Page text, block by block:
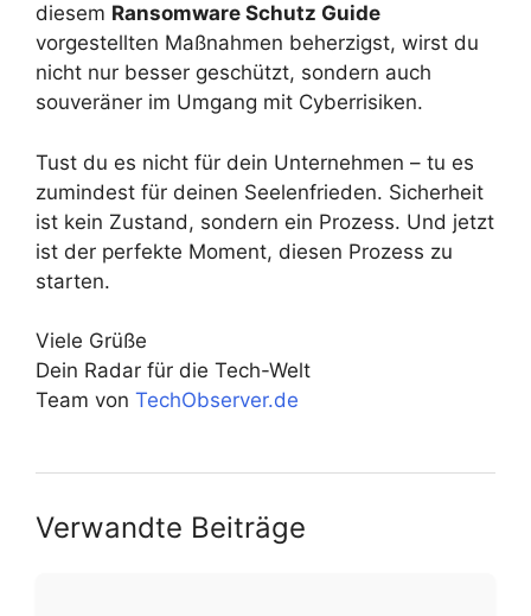
diesem Ransomware Schutz Guide
vorgestellten Maßnahmen beherzigst, wirst du
nicht nur besser geschützt, sondern auch
souveräner im Umgang mit Cyberrisiken.
Tust du es nicht für dein Unternehmen – tu es
zumindest für deinen Seelenfrieden. Sicherheit
ist kein Zustand, sondern ein Prozess. Und jetzt
ist der perfekte Moment, diesen Prozess zu
starten.
Viele Grüße
Dein Radar für die Tech-Welt
Team von TechObserver.de
Verwandte Beiträge